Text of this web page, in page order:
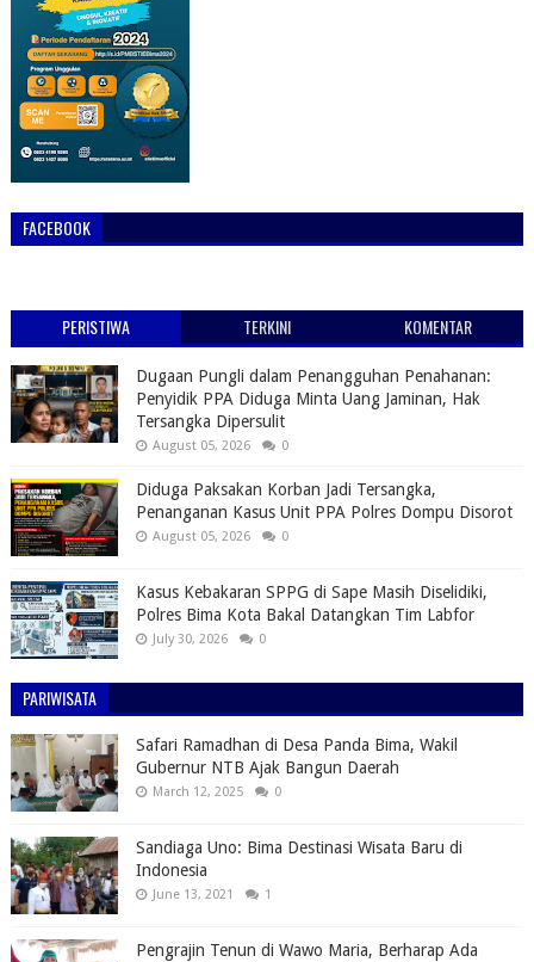
FACEBOOK
PERISTIWA TERKINI KOMENTAR
Dugaan Pungli dalam Penangguhan Penahanan:
Penyidik PPA Diduga Minta Uang Jaminan, Hak
Tersangka Dipersulit
August 05, 2026 0
Diduga Paksakan Korban Jadi Tersangka,
Penanganan Kasus Unit PPA Polres Dompu Disorot
August 05, 2026 0
Kasus Kebakaran SPPG di Sape Masih Diselidiki,
Polres Bima Kota Bakal Datangkan Tim Labfor
July 30, 2026 0
PARIWISATA
Safari Ramadhan di Desa Panda Bima, Wakil
Gubernur NTB Ajak Bangun Daerah
March 12, 2025 0
Sandiaga Uno: Bima Destinasi Wisata Baru di
Indonesia
June 13, 2021 1
Pengrajin Tenun di Wawo Maria, Berharap Ada